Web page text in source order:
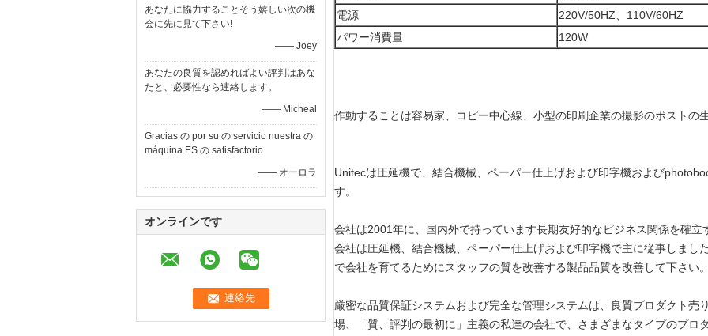
あなたに協力することそう嬉しい次の機
会に先に見て下さい!
—— Joey
あなたの良質を認めればよい評判はあな
たと、必要性なら連絡します。
—— Micheal
Gracias の por su の servicio nuestra の
máquina ES の satisfactorio
—— オーロラ
オンラインです
電源
220V/50HZ、110V/60HZ
パワー消費量
120W
作動することは容易家、コピー中心線、小型の印刷企業の撮影のポストの
Unitecは圧延機で、結合機械、ペーパー仕上げおよび印字機および
す。
会社は2001年に、国内外で持っています長期友好的なビジネス関係を確立
会社は圧延機、結合機械、ペーパー仕上げおよび印字機で主に従事しまし
で会社を育てるためにスタッフの質を改善する製品品質を改善して下さい。
厳密な品質保証システムおよび完全な管理システムは、良質プロダクト売
場、「質、評判の最初に」主義の私達の会社で、さまざまなタイプのプロ